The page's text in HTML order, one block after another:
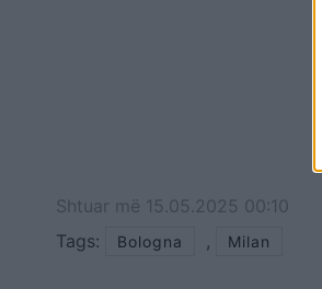
Shtuar më 15.05.2025 00:10
Tags:
Bologna , Milan